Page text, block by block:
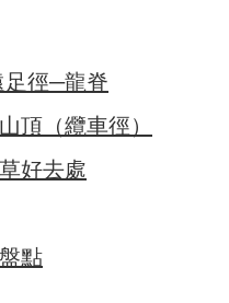
徑─龍脊
頂（纜車徑）
好去處
點